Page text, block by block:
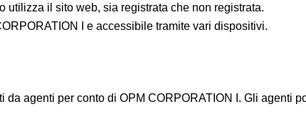
utilizza il sito web, sia registrata che non registrata.
I e accessibile tramite vari dispositivi.
da agenti per conto di OPM CORPORATION I. Gli agenti